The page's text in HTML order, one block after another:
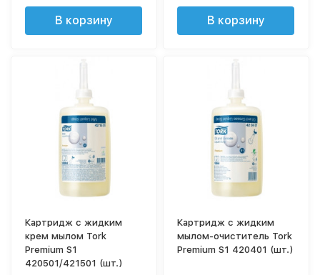
В корзину В корзину
Картридж с жидким
крем мылом Tork
Premium S1
420501/421501 (шт.)
Картридж с жидким
мылом-очиститель Tork
Premium S1 420401 (шт.)